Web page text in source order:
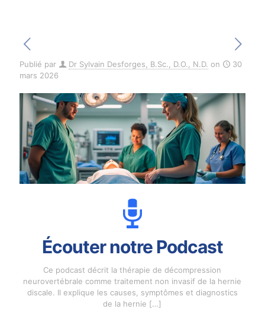
Publié par Dr Sylvain Desforges, B.Sc., D.O., N.D. on
30
mars 2026
Écouter notre Podcast
Ce podcast décrit la thérapie de décompression
neurovertébrale comme traitement non invasif de la hernie
discale. Il explique les causes, symptômes et diagnostics
de la hernie […]